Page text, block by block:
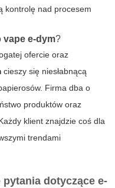
kontrolę nad procesem
vape e-dym?
ofercie oraz
cieszy się niesłabnącą
Firma dba o
produktów oraz
klient znajdzie coś dla
trendami
pytania dotyczące e-